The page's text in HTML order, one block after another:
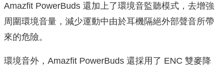
Amazfit PowerBuds 還加上了環境音監聽模式，去增強
周圍環境音量，減少運動中由於耳機隔絕外部聲音所帶
來的危險。
環境音外，Amazfit PowerBuds 還採用了 ENC 雙麥降